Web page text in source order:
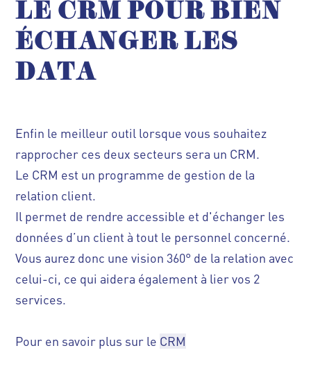
LE CRM POUR BIEN
ÉCHANGER LES
DATA
Enfin le meilleur outil lorsque vous souhaitez
rapprocher ces deux secteurs sera un CRM.
Le CRM est un programme de gestion de la
relation client.
Il permet de rendre accessible et d'échanger les
données d’un client à tout le personnel concerné.
Vous aurez donc une vision 360° de la relation avec
celui-ci, ce qui aidera également à lier vos 2
services.
Pour en savoir plus sur le CRM